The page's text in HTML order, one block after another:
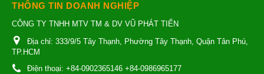
THÔNG TIN DOANH NGHIỆP
CÔNG TY TNHH MTV TM & DV VŨ PHÁT TIẾN
Địa chỉ: 333/9/5 Tây Thạnh, Phường Tây Thạnh, Quận Tân Phú,
TP.HCM
Điện thoại: +84-0902365146 +84-0986965177